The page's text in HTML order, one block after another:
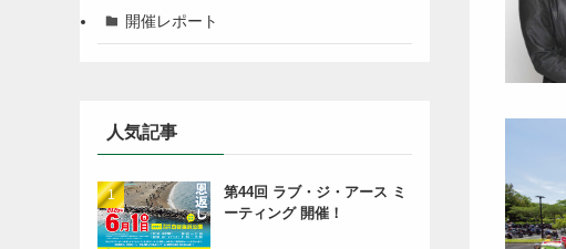
開催レポート
人気記事
第44回 ラブ・ジ・アース ミ
ーティング 開催！